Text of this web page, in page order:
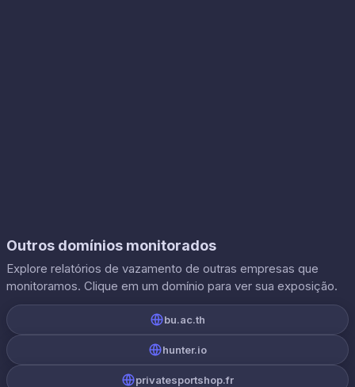
Outros domínios monitorados
Explore relatórios de vazamento de outras empresas que
monitoramos. Clique em um domínio para ver sua exposição.
bu.ac.th
hunter.io
privatesportshop.fr